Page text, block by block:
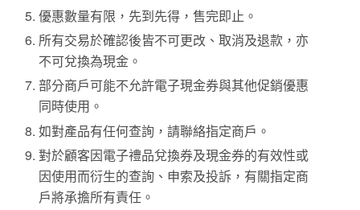
優惠數量有限，先到先得，售完即止。
所有交易於確認後皆不可更改、取消及退款，亦
不可兌換為現金。
部分商戶可能不允許電子現金券與其他促銷優惠
同時使用。
如對產品有任何查詢，請聯絡指定商戶。
對於顧客因電子禮品兌換券及現金券的有效性或
因使用而衍生的查詢、申索及投訴，有關指定商
戶將承擔所有責任。